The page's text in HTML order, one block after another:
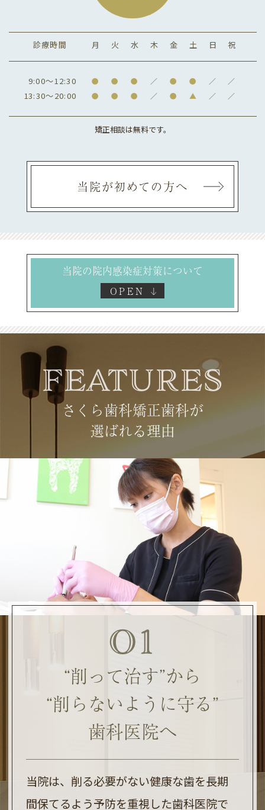
30日(木) ✕
5月
2日（土） 〇
3日（日） ✕
4日（月） ✕
めしております。
2025.12.09
年末年始のお知らせ
年内は12月29日(月)午前まで診療致しま
す。
年明けは1月6日(火)より診療開始致しま
詳しくは以下をご確認ください。
歯科矯正歯科で働くスタッフを募集してお
詳細はクリニックまで電話にてお問合せく
ださい。
052-689-4618
診療時間 月 火 水 木 金 土 日 祝
9:00～12:30 ● ● ● ／ ● ● ／ ／
13:30～20:00 ● ● ● ／ ● ▲ ／ ／
矯正相談は無料です。
当院が初めての方へ
当院の院内感染症対策について
FEATURES
さくら歯科矯正歯科が
選ばれる理由
01
“削って治す”から
“削らないように守る”
歯科医院へ
当院は、削る必要がない健康な歯を長期
間保てるよう予防を重視した歯科医院で